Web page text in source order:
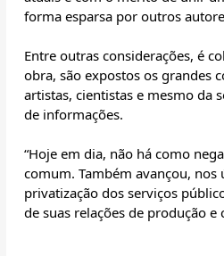
forma esparsa por outros
Entre outras considerações, é
obra, são expostos os grandes
artistas, cientistas e mesmo da
de informações.
“Hoje em dia, não há como
comum. Também avançou,
privatização dos serviços
de suas relações de produção